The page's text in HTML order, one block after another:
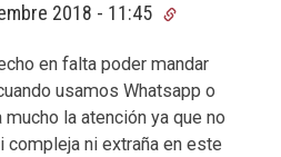
2018 - 11:45
en falta poder mandar
usamos Whatsapp o
la atención ya que no
compleja ni extraña en este